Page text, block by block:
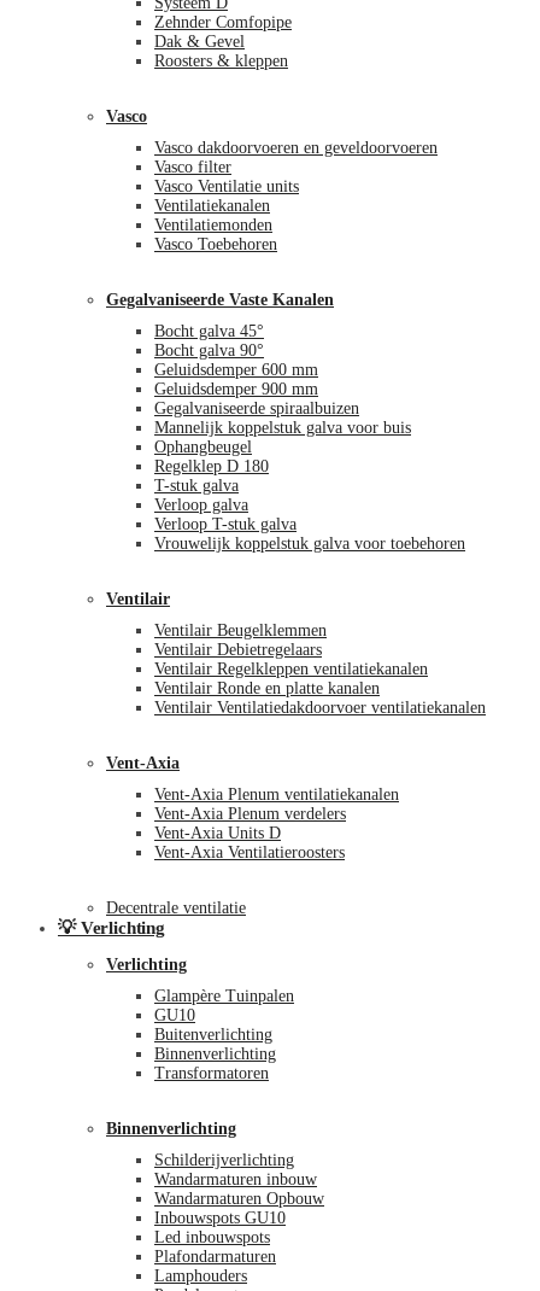
Zehnder Comfopipe
Dak & Gevel
Roosters & kleppen
Vasco
Vasco dakdoorvoeren en geveldoorvoeren
Vasco filter
Vasco Ventilatie units
Ventilatiekanalen
Ventilatiemonden
Vasco Toebehoren
Gegalvaniseerde Vaste Kanalen
Bocht galva 45°
Bocht galva 90°
Geluidsdemper 600 mm
Geluidsdemper 900 mm
Gegalvaniseerde spiraalbuizen
Mannelijk koppelstuk galva voor buis
Ophangbeugel
Regelklep D 180
T-stuk galva
Verloop galva
Verloop T-stuk galva
Vrouwelijk koppelstuk galva voor toebehoren
Ventilair
Ventilair Beugelklemmen
Ventilair Debietregelaars
Ventilair Regelkleppen ventilatiekanalen
Ventilair Ronde en platte kanalen
Ventilair Ventilatiedakdoorvoer ventilatiekanalen
Vent-Axia
Vent-Axia Plenum ventilatiekanalen
Vent-Axia Plenum verdelers
Vent-Axia Units D
Vent-Axia Ventilatieroosters
Decentrale ventilatie
💡 Verlichting
Verlichting
Glampère Tuinpalen
GU10
Buitenverlichting
Binnenverlichting
Transformatoren
Binnenverlichting
Schilderijverlichting
Wandarmaturen inbouw
Wandarmaturen Opbouw
Inbouwspots GU10
Led inbouwspots
Plafondarmaturen
Lamphouders